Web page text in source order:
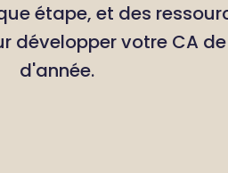
étape, et des
développer votre CA
d'année.